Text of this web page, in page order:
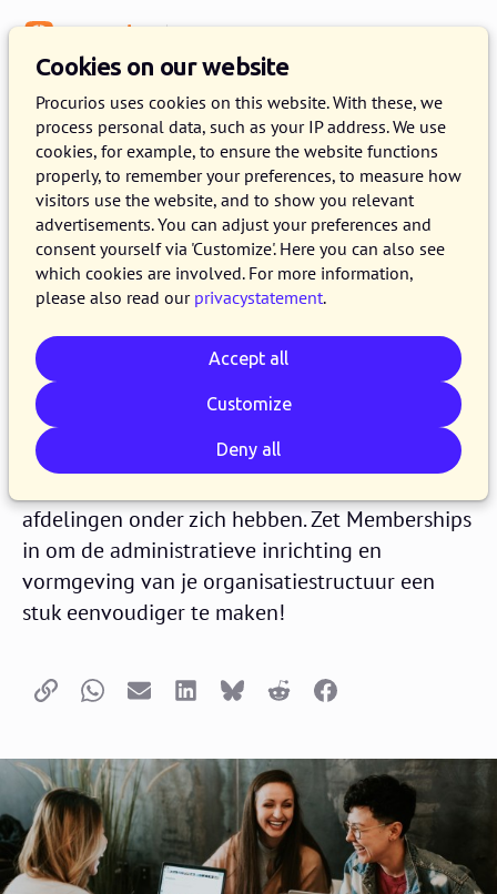
Cookies on our website
Procurios uses cookies on this website. With these, we
process personal data, such as your IP address. We use
cookies, for example, to ensure the website functions
properly, to remember your preferences, to measure how
visitors use the website, and to show you relevant
advertisements. You can adjust your preferences and
consent yourself via 'Customize'. Here you can also see
which cookies are involved. For more information,
please also read our privacystatement.
Accept all
Customize
Deny all
Digital association
Ontdek ons product
Memberships
7 MAY 2018 JOAN LUFTING 2 MINUTE READ
Voor ledenorganisaties kan het administratief
soms erg complex zijn. De verschillende soorten
leden en indelingen maken het niet makkelijker.
Het is duidelijk dat het veel werk en tijd vereist
om overzicht te krijgen en behouden in alle
ledendata die er is. Sinds kort is er
Memberships, een zeer handig product voor
afdelingen onder zich hebben. Zet Memberships
in om de administratieve inrichting en
vormgeving van je organisatiestructuur een
stuk eenvoudiger te maken!
Copy linkWhatsappEmail LinkedInBlueskyReddit Facebook